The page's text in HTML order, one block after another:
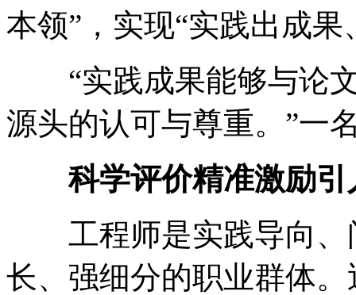
本领”，实现“实践出成果
“实践成果能够与论文
源头的认可与尊重。”一
科学评价精准激励引
工程师是实践导向、
长、强细分的职业群体